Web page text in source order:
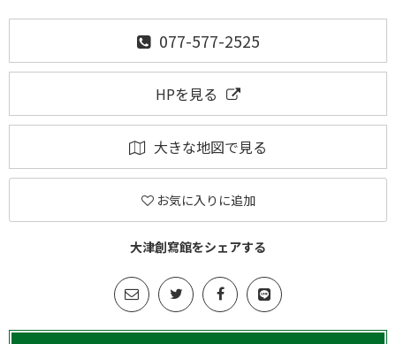
077-577-2525
HPを見る
大きな地図で見る
お気に入りに追加
大津創寫館をシェアする